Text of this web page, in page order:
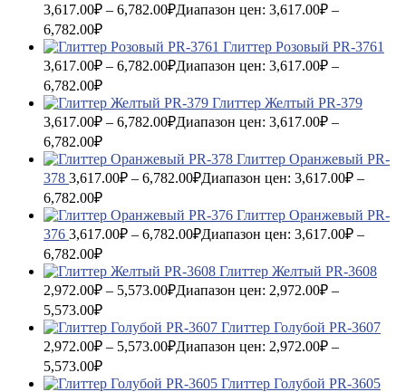
3,617.00₽ – 6,782.00₽Диапазон цен: 3,617.00₽ –
6,782.00₽
Глиттер Розовый PR-3761
3,617.00₽ – 6,782.00₽Диапазон цен: 3,617.00₽ –
6,782.00₽
Глиттер Желтый PR-379
3,617.00₽ – 6,782.00₽Диапазон цен: 3,617.00₽ –
6,782.00₽
Глиттер Оранжевый PR-
378 3,617.00₽ – 6,782.00₽Диапазон цен: 3,617.00₽ –
6,782.00₽
Глиттер Оранжевый PR-
376 3,617.00₽ – 6,782.00₽Диапазон цен: 3,617.00₽ –
6,782.00₽
Глиттер Желтый PR-3608
2,972.00₽ – 5,573.00₽Диапазон цен: 2,972.00₽ –
5,573.00₽
Глиттер Голубой PR-3607
2,972.00₽ – 5,573.00₽Диапазон цен: 2,972.00₽ –
5,573.00₽
Глиттер Голубой PR-3605